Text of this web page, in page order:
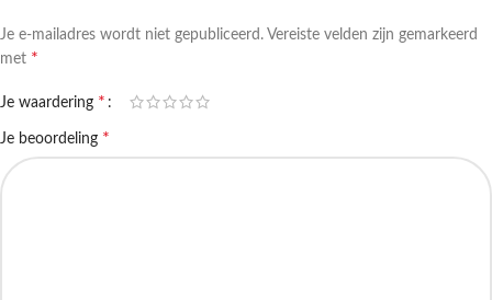
Je e-mailadres wordt niet gepubliceerd. Vereiste velden zijn gemarkeerd
met *
Je waardering *
Je beoordeling *